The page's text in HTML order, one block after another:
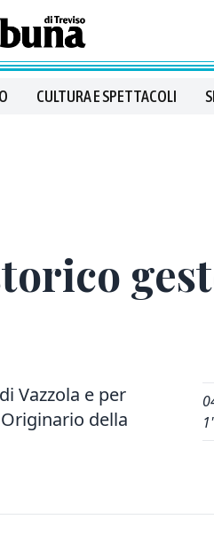
CULTURA E SPETTACOLI
Vazzola e per
della
1